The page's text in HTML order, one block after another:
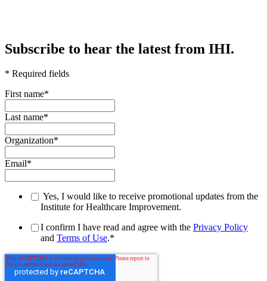
Subscribe to hear the latest from IHI.
* Required fields
First name*
Last name*
Organization*
Email*
Yes, I would like to receive promotional updates from the
Institute for Healthcare Improvement.
I confirm I have read and agree with the Privacy Policy
and Terms of Use.*